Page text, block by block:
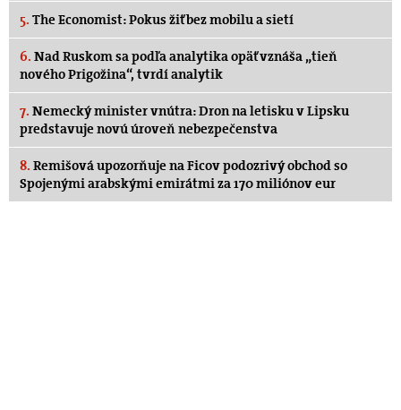
5. The Economist: Pokus žiť bez mobilu a sietí
6. Nad Ruskom sa podľa analytika opäť vznáša „tieň
nového Prigožina“, tvrdí analytik
7. Nemecký minister vnútra: Dron na letisku v Lipsku
predstavuje novú úroveň nebezpečenstva
8. Remišová upozorňuje na Ficov podozrivý obchod so
Spojenými arabskými emirátmi za 170 miliónov eur